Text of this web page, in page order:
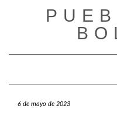
6 de mayo de 2023